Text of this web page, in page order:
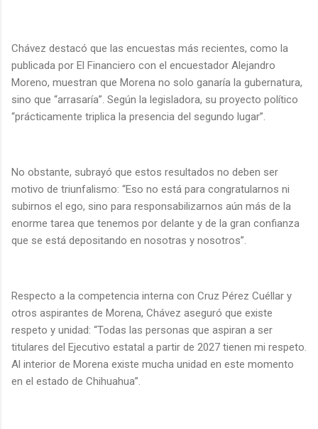
Chávez destacó que las encuestas más recientes, como la
publicada por El Financiero con el encuestador Alejandro
Moreno, muestran que Morena no solo ganaría la gubernatura,
sino que “arrasaría”. Según la legisladora, su proyecto político
“prácticamente triplica la presencia del segundo lugar”.
No obstante, subrayó que estos resultados no deben ser
motivo de triunfalismo: “Eso no está para congratularnos ni
subirnos el ego, sino para responsabilizarnos aún más de la
enorme tarea que tenemos por delante y de la gran confianza
que se está depositando en nosotras y nosotros”.
Respecto a la competencia interna con Cruz Pérez Cuéllar y
otros aspirantes de Morena, Chávez aseguró que existe
respeto y unidad: “Todas las personas que aspiran a ser
titulares del Ejecutivo estatal a partir de 2027 tienen mi respeto.
Al interior de Morena existe mucha unidad en este momento
en el estado de Chihuahua”.